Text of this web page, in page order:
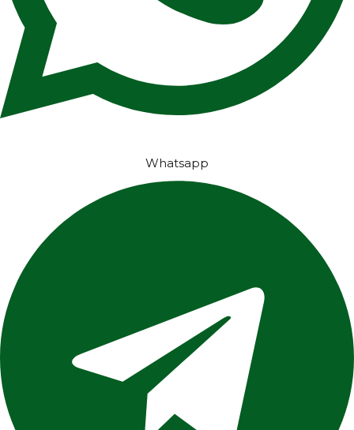
Whatsapp